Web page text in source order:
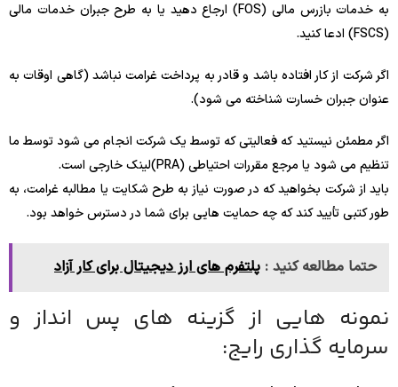
به خدمات بازرس مالی (FOS) ارجاع دهید یا به طرح جبران خدمات مالی
(FSCS) ادعا کنید.
اگر شرکت از کار افتاده باشد و قادر به پرداخت غرامت نباشد (گاهی اوقات به
عنوان جبران خسارت شناخته می شود).
اگر مطمئن نیستید که فعالیتی که توسط یک شرکت انجام می شود توسط ما
تنظیم می شود یا مرجع مقررات احتیاطی (PRA)لینک خارجی است.
باید از شرکت بخواهید که در صورت نیاز به طرح شکایت یا مطالبه غرامت، به
طور کتبی تأیید کند که چه حمایت هایی برای شما در دسترس خواهد بود.
حتما مطالعه کنید : پلتفرم های ارز دیجیتال برای کار آزاد
نمونه هایی از گزینه های پس انداز و
سرمایه گذاری رایج: